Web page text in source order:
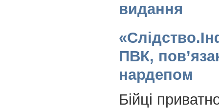
видання
ПВК,
нардепом
Бійці